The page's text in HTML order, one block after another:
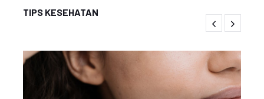
TIPS KESEHATAN